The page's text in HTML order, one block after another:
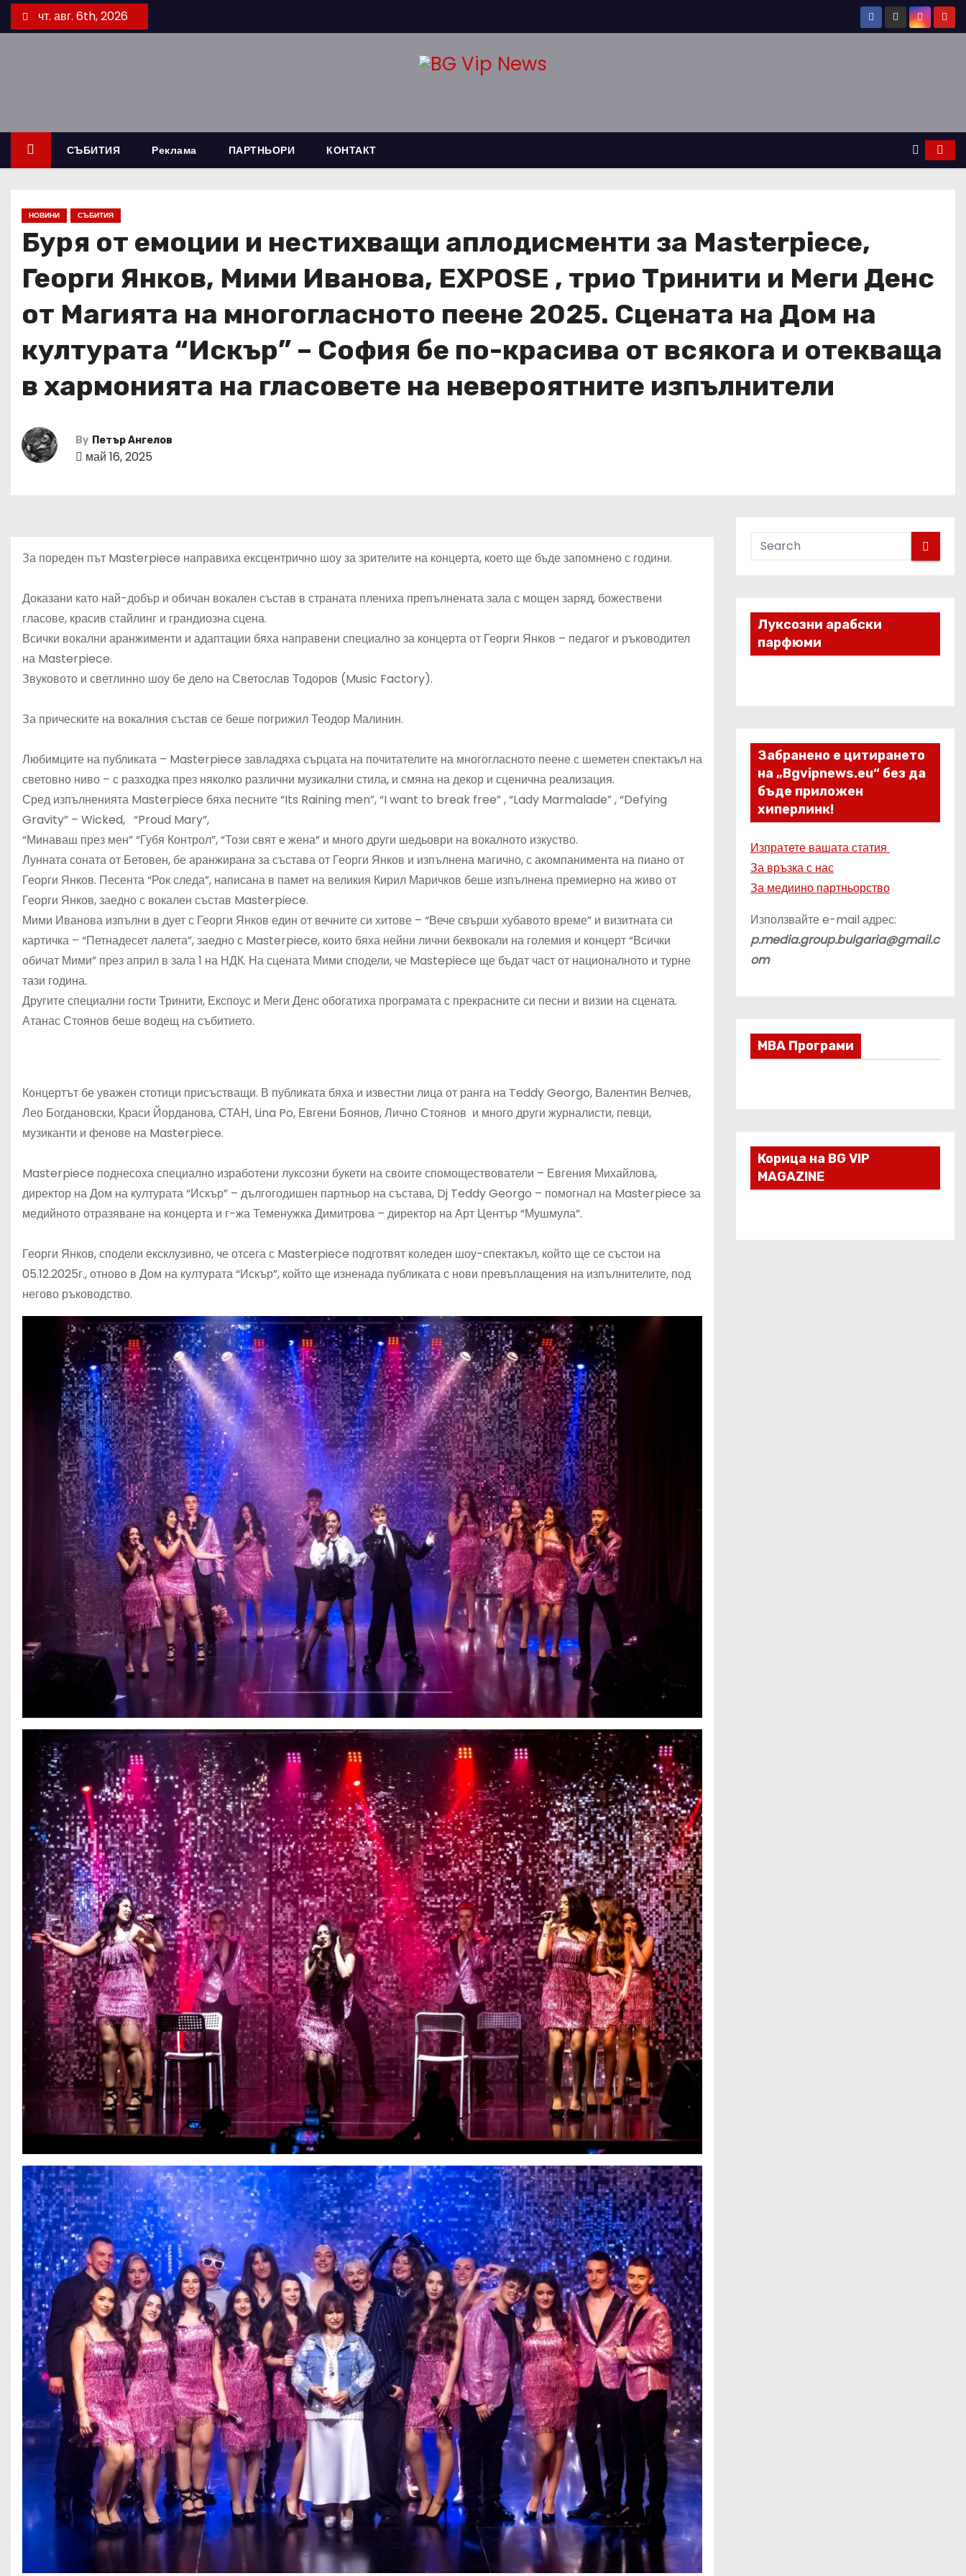
k
c
n
чт. авг. 6th, 2026
СЪБИТИЯ Реклама ПАРТНЬОРИ КОНТАКТ
НОВИНИ СЪБИТИЯ
Буря от емоции и нестихващи аплодисменти за Masterpiece,
Георги Янков, Мими Иванова, EXPOSE , трио Тринити и Меги Денс
от Магията на многогласното пеене 2025. Сцената на Дом на
културата “Искър” – София бе по-красива от всякога и отекваща
в хармонията на гласовете на невероятните изпълнители
By Петър Ангелов
май 16, 2025
За пореден път Masterpiece направиха ексцентрично шоу за зрителите на концерта, което ще бъде запомнено с години.
Доказани като най-добър и обичан вокален състав в страната плениха препълнената зала с мощен заряд, божествени
гласове, красив стайлинг и грандиозна сцена.
Всички вокални аранжименти и адаптации бяха направени специално за концерта от Георги Янков – педагог и ръководител
на Masterpiece.
Звуковото и светлинно шоу бе дело на Светослав Тодоров (Music Factory).
За прическите на вокалния състав се беше погрижил Теодор Малинин.
Любимците на публиката – Masterpiece завладяха сърцата на почитателите на многогласното пеене с шеметен спектакъл на
световно ниво – с разходка през няколко различни музикални стила, и смяна на декор и сценична реализация.
Сред изпълненията Masterpiece бяха песните “Its Raining men”, “I want to break free” , “Lady Marmalade” , “Defying
Gravity” – Wicked, “Proud Mary”,
“Минаваш през мен” “Губя Контрол”, “Този свят е жена” и много други шедьоври на вокалното изкуство.
Лунната соната от Бетовен, бе аранжирана за състава от Георги Янков и изпълнена магично, с акомпанимента на пиано от
Георги Янков. Песента “Рок следа”, написана в памет на великия Кирил Маричков беше изпълнена премиерно на живо от
Георги Янков, заедно с вокален състав Masterpiece.
Мими Иванова изпълни в дует с Георги Янков един от вечните си хитове – “Вече свърши хубавото време” и визитната си
картичка – “Петнадесет лалета”, заедно с Masterpiece, които бяха нейни лични беквокали на големия и концерт “Всички
обичат Мими” през април в зала 1 на НДК. На сцената Мими сподели, че Mastepiece ще бъдат част от националното и турне
тази година.
Другите специални гости Тринити, Експоус и Меги Денс обогатиха програмата с прекрасните си песни и визии на сцената.
Атанас Стоянов беше водещ на събитието.
Концертът бе уважен стотици присъстващи. В публиката бяха и известни лица от ранга на Teddy Georgo, Валентин Велчев,
Лео Богдановски, Краси Йорданова, СТАН, Lina Po, Евгени Боянов, Лично Стоянов и много други журналисти, певци,
музиканти и фенове на Masterpiece.
Masterpiece поднесоха специално изработени луксозни букети на своите спомоществователи – Евгения Михайлова,
директор на Дом на културата “Искър” – дългогодишен партньор на състава, Dj Teddy Georgo – помогнал на Masterpiece за
медийното отразяване на концерта и г-жа Теменужка Димитрова – директор на Арт Център “Мушмула”.
Георги Янков, сподели ексклузивно, че отсега с Masterpiece подготвят коледен шоу-спектакъл, който ще се състои на
05.12.2025г., отново в Дом на културата “Искър”, който ще изненада публиката с нови превъплащения на изпълнителите, под
негово ръководство.
Луксозни арабски
парфюми
Забранено е цитирането
на „Bgvipnews.eu“ без да
бъде приложен
хиперлинк!
Изпратете вашата статия
За връзка с нас
За медиино партньорство
Използвайте e-mail адрес:
p.media.group.bulgaria@gmail.c
om
МВА Програми
Корица на BG VIP
MAGAZINE